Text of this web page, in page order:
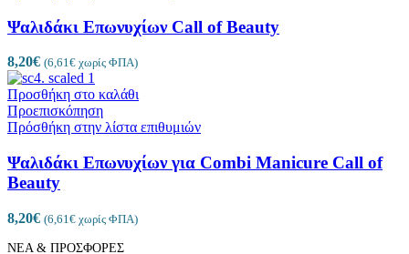
Ψαλιδάκι Επωνυχίων Call of Beauty
8,20€ (6,61€ χωρίς ΦΠΑ)
Προσθήκη στο καλάθι
Προεπισκόπηση
Πρόσθήκη στην λίστα επιθυμιών
Ψαλιδάκι Επωνυχίων για Combi Manicure Call of
Beauty
8,20€ (6,61 € χωρίς ΦΠΑ)
ΝΕΑ & ΠΡΟΣΦΟΡΕΣ